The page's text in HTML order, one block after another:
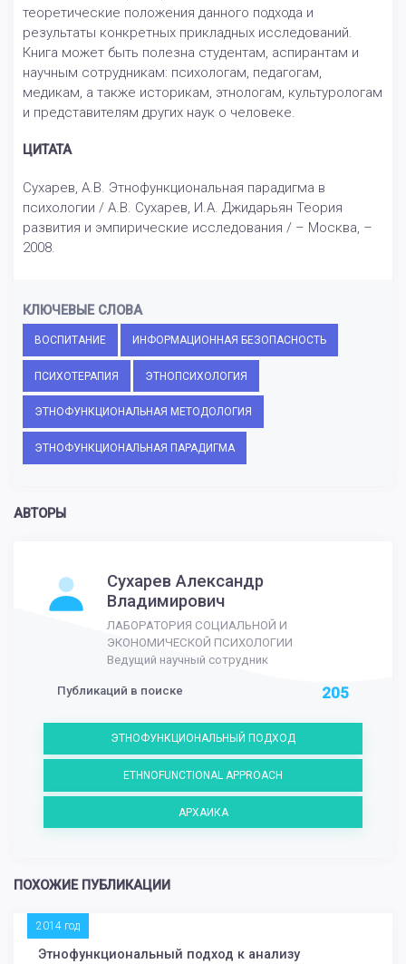
теоретические положения данного подхода и
результаты конкретных прикладных исследований.
Книга может быть полезна студентам, аспирантам и
научным сотрудникам: психологам, педагогам,
медикам, а также историкам, этнологам, культурологам
и представителям других наук о человеке.
ЦИТАТА
Сухарев, А.В. Этнофункциональная парадигма в
психологии / А.В. Сухарев, И.А. Джидарьян Теория
развития и эмпирические исследования / – Москва, –
2008.
КЛЮЧЕВЫЕ СЛОВА
ВОСПИТАНИЕ ИНФОРМАЦИОННАЯ БЕЗОПАСНОСТЬ
ПСИХОТЕРАПИЯ ЭТНОПСИХОЛОГИЯ
ЭТНОФУНКЦИОНАЛЬНАЯ МЕТОДОЛОГИЯ
ЭТНОФУНКЦИОНАЛЬНАЯ ПАРАДИГМА
АВТОРЫ
Сухарев Александр
Владимирович
ЛАБОРАТОРИЯ СОЦИАЛЬНОЙ И
ЭКОНОМИЧЕСКОЙ ПСИХОЛОГИИ
Ведущий научный сотрудник
Публикаций в поиске 205
ЭТНОФУНКЦИОНАЛЬНЫЙ ПОДХОД
ETHNOFUNCTIONAL APPROACH
АРХАИКА
ПОХОЖИЕ ПУБЛИКАЦИИ
2014 год
Этнофункциональный подход к анализу